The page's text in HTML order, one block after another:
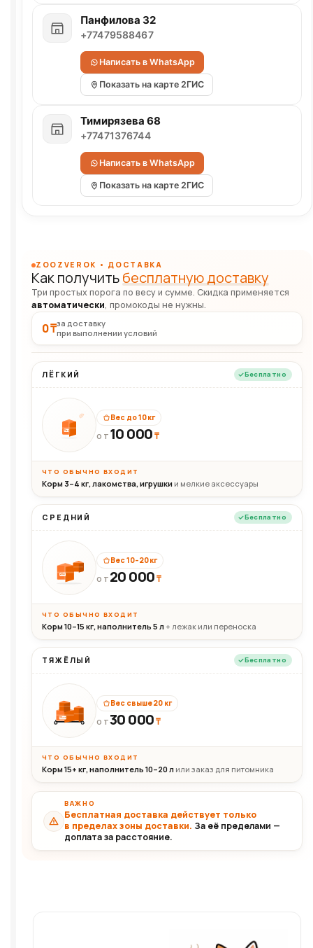
Панфилова 32
+77479588467
Написать в WhatsApp
Показать на карте 2ГИС
Тимирязева 68
+77471376744
Написать в WhatsApp
Показать на карте 2ГИС
ZOOZVEROK • ДОСТАВКА
Как получитьбесплатную доставку
Три простых порога по весу и сумме. Скидка применяется
автоматически, промокоды не нужны.
0 ₸за доставку
при выполнении условий
ЛЁГКИЙ Бесплатно
10кг
Вес до 10 кг
ОТ 10 000₸
ЧТО ОБЫЧНО ВХОДИТ
Корм 3–4 кг, лакомства, игрушки и мелкие аксессуары
СРЕДНИЙ Бесплатно
20кг
Вес 10–20 кг
ОТ 20 000₸
ЧТО ОБЫЧНО ВХОДИТ
Корм 10–15 кг, наполнитель 5 л+ лежак или переноска
ТЯЖЁЛЫЙ Бесплатно
30+кг
Вес свыше 20 кг
ОТ30 000₸
ЧТО ОБЫЧНО ВХОДИТ
Корм 15+ кг, наполнитель 10–20 л или заказ для питомника
ВАЖНО
Бесплатная доставка действует только
в пределах зоны доставки. За её пределами —
доплата за расстояние.